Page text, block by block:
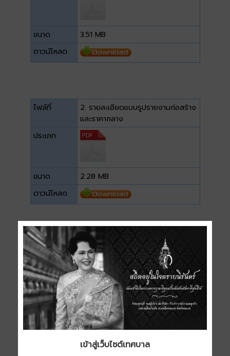
ขนาด
3.51 MB
ดาวน์โหลด
ไฟล์ที่
2. รายละเอียดแบบรูปรายงานก่อสร้าง
และราคากลาง
ประเภท
ขนาด
2.28 MB
ดาวน์โหลด
ไฟล์ที่
3. แบบโครงการก่อสร้าง หมู่ 8 บ้าน
หนองโจด (บ้านแม่สาคร)
ประเภท
ขนาด
1.02 MB
เข้าสู่เว็บไซต์เทศบาล